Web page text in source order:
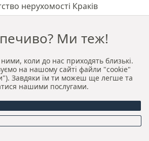
нерухомості Краків
Ми теж!
коли до нас приходять близькі.
на нашому сайті файли "cookie"
Завдяки їм ти можеш ще легше та
нашими послугами.